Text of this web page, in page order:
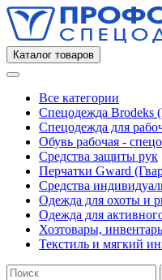
Каталог товаров
Все категории
Спецодежда Brodeks
Спецодежда для
Обувь рабочая -
Средства защиты рук
Перчатки Gward
Средства
Одежда для охоты и
Одежда для
Хозтовары,
Текстиль и мягкий